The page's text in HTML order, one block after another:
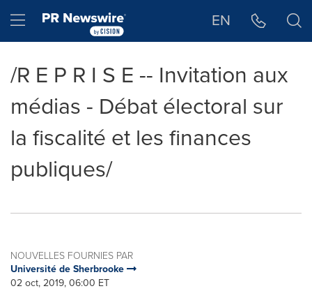
Hamburger menu EN
/R E P R I S E -- Invitation aux
médias - Débat électoral sur
la fiscalité et les finances
publiques/
NOUVELLES FOURNIES PAR
Université de Sherbrooke
02 oct, 2019, 06:00 ET